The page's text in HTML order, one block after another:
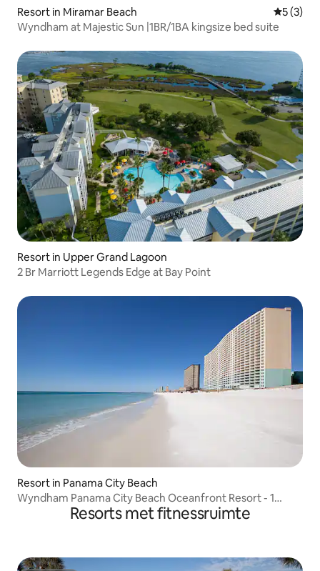
Resort in Miramar Beach
5 (3)
Wyndham at Majestic Sun |1BR/1BA kingsize bed suite
Resort in Upper Grand Lagoon
2 Br Marriott Legends Edge at Bay Point
Resort in Panama City Beach
Wyndham Panama City Beach Oceanfront Resort - 1
slaapkamerResorts met fitnessruimte